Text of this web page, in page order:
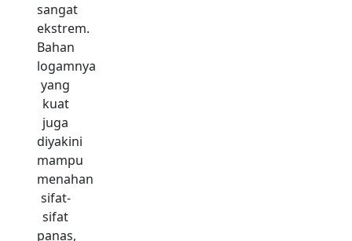
sangat
ekstrem.
Bahan
logamnya
yang
kuat
juga
diyakini
mampu
menahan
sifat-
sifat
panas,